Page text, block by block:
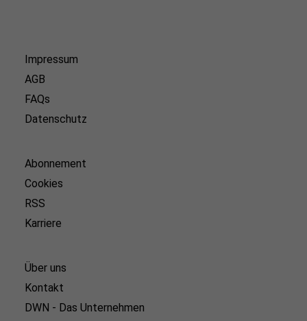
Impressum
AGB
FAQs
Datenschutz
Abonnement
Cookies
RSS
Karriere
Über uns
Kontakt
DWN - Das Unternehmen